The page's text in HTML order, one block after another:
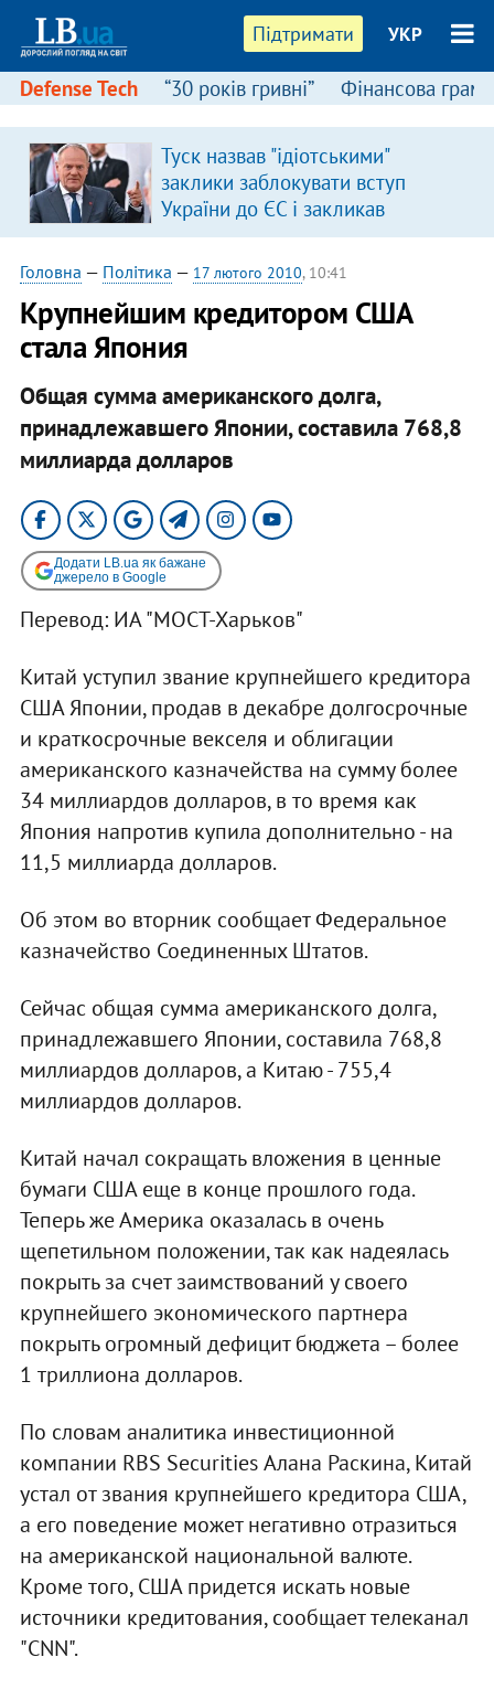
Підтримати УКР
Defense Tech “30 років гривні” Фінансова
Туск назвав "ідіотськими"
заклики заблокувати вступ
України до ЄС і закликав
припинити антиукраїнську
риторику
Головна — Політика — 17 лютого 2010, 10:41
Крупнейшим кредитором США
стала Япония
Общая сумма американского долга,
принадлежавшего Японии, составила 768,8
миллиарда долларов
Додати LB.ua як бажане
джерело в Google
Перевод: ИА "МОСТ-Харьков"
Китай уступил звание крупнейшего кредитора
США Японии, продав в декабре долгосрочные
и краткосрочные векселя и облигации
американского казначейства на сумму более
34 миллиардов долларов, в то время как
Япония напротив купила дополнительно - на
11,5 миллиарда долларов.
Об этом во вторник сообщает Федеральное
казначейство Соединенных Штатов.
Сейчас общая сумма американского долга,
принадлежавшего Японии, составила 768,8
миллиардов долларов, а Китаю - 755,4
миллиардов долларов.
Китай начал сокращать вложения в ценные
бумаги США еще в конце прошлого года.
Теперь же Америка оказалась в очень
щепетильном положении, так как надеялась
покрыть за счет заимствований у своего
крупнейшего экономического партнера
покрыть огромный дефицит бюджета – более
1 триллиона долларов.
По словам аналитика инвестиционной
компании RBS Securities Алана Раскина, Китай
устал от звания крупнейшего кредитора США,
а его поведение может негативно отразиться
на американской национальной валюте.
Кроме того, США придется искать новые
источники кредитования, сообщает телеканал
"CNN".